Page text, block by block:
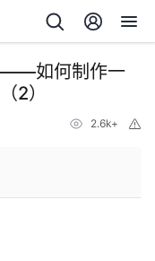
——如何制作一
2）
2.6k+